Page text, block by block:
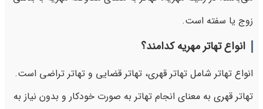
زوج یا سفته است.
انواع تهاتر مهریه کدامند؟
انواع تهاتر شامل تهاتر قهری، تهاتر قضایی و تهاتر تراضی است.
تهاتر قهری به معنای انجام تهاتر به صورت خودکار و بدون نیاز به